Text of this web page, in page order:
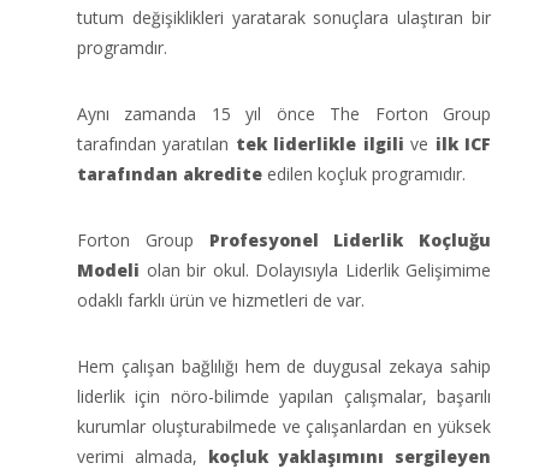
tutum değişiklikleri yaratarak sonuçlara ulaştıran bir
programdır.
Aynı zamanda 15 yıl önce The Forton Group
tarafından yaratılan tek liderlikle ilgili ve ilk ICF
tarafından akredite edilen koçluk programıdır.
Forton Group Profesyonel Liderlik Koçluğu
Modeli olan bir okul. Dolayısıyla Liderlik Gelişimime
odaklı farklı ürün ve hizmetleri de var.
Hem çalışan bağlılığı hem de duygusal zekaya sahip
liderlik için nöro-bilimde yapılan çalışmalar, başarılı
kurumlar oluşturabilmede ve çalışanlardan en yüksek
verimi almada, koçluk yaklaşımını sergileyen